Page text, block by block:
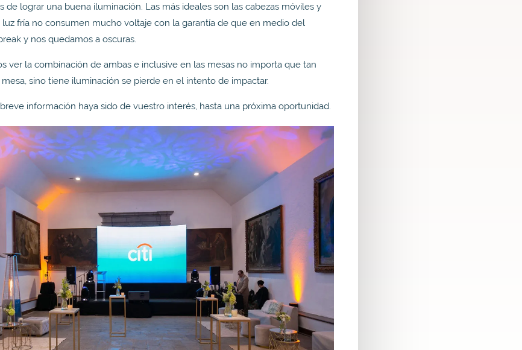
de lograr una buena iluminación. Las más ideales son las cabezas móviles y
fría no consumen mucho voltaje con la garantía de que en medio del
y nos quedamos a oscuras.
ver la combinación de ambas e inclusive en las mesas no importa que tan
sino tiene iluminación se pierde en el intento de impactar.
información haya sido de vuestro interés, hasta una próxima oportunidad.